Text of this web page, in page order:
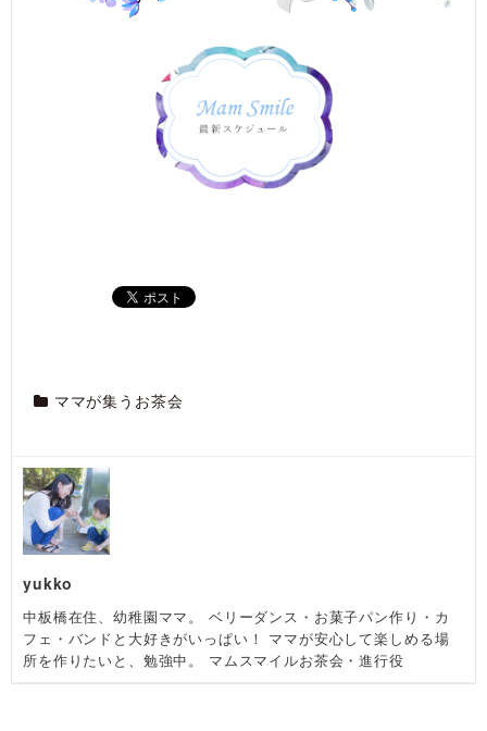
ママが集うお茶会
yukko
中板橋在住、幼稚園ママ。 ベリーダンス・お菓子パン作り・カ
フェ・バンドと大好きがいっぱい！ ママが安心して楽しめる場
所を作りたいと、勉強中。 マムスマイルお茶会・進行役